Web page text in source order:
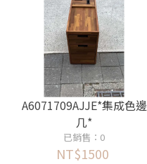
A6071709AJJE*集成色邊
几*
已銷售：0
NT$1500